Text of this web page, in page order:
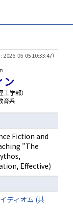
2026-06-05 10:33:47）
学部）
育系
Fiction and
"The
Effective)
ディオム (共